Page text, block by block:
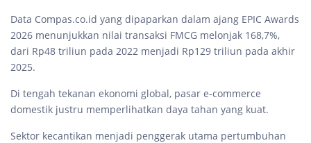
Data Compas.co.id yang dipaparkan dalam ajang EPIC Awards
2026 menunjukkan nilai transaksi FMCG melonjak 168,7%,
dari Rp48 triliun pada 2022 menjadi Rp129 triliun pada akhir
2025.
Di tengah tekanan ekonomi global, pasar e-commerce
domestik justru memperlihatkan daya tahan yang kuat.
Sektor kecantikan menjadi penggerak utama pertumbuhan